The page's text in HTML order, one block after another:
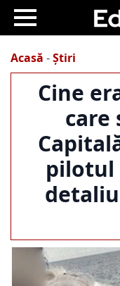
Acasă -Știri
Cine
care
pilotul